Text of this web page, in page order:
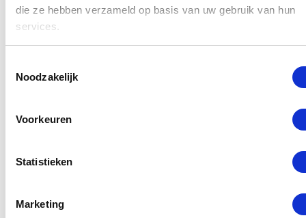
die ze hebben verzameld op basis van uw gebruik van hun
services.
Noodzakelijk
Voorkeuren
Statistieken
Marketing
Beste prijs garantie
12 maanden garantie
Maak een afspraak
Selecteer een reparatie